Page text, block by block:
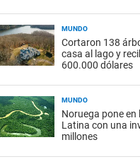
MUNDO
Cortaron 138
casa al lago y
600.000 dólares
MUNDO
Noruega pone
Latina con una
millones